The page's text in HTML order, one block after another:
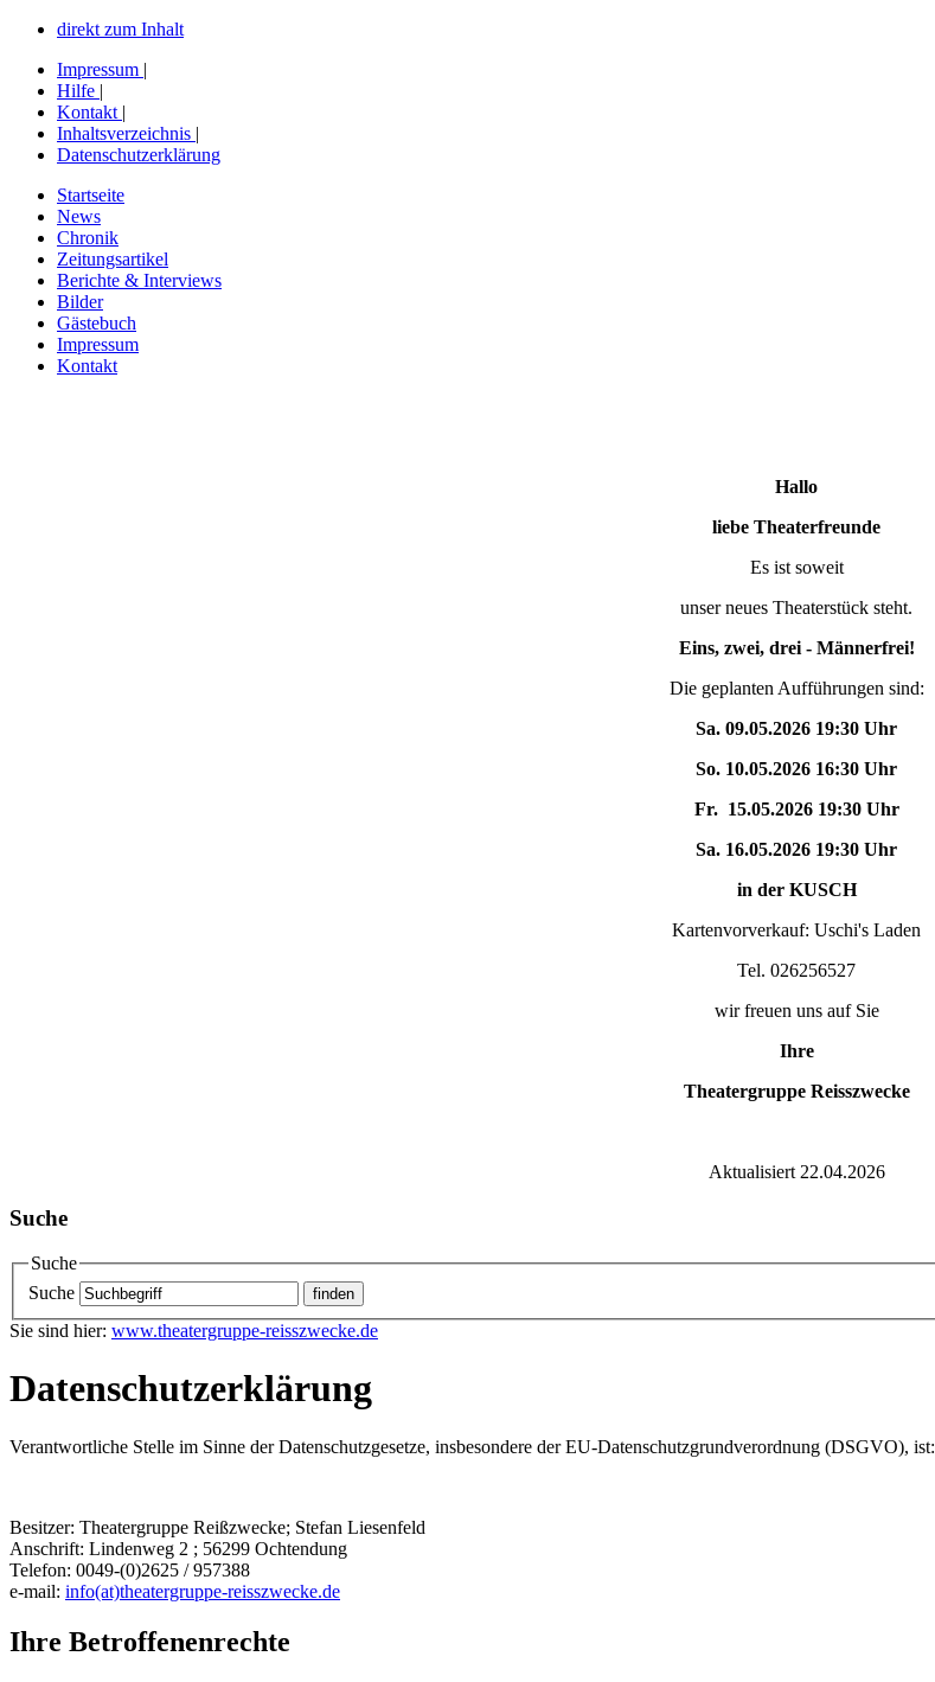
direkt zum Inhalt
Impressum |
Hilfe |
Kontakt |
Inhaltsverzeichnis |
Datenschutzerklärung
Startseite
News
Chronik
Zeitungsartikel
Berichte & Interviews
Bilder
Gästebuch
Impressum
Kontakt
Hallo
liebe Theaterfreunde
Es ist soweit
unser neues Theaterstück steht.
Eins, zwei, drei - Männerfrei!
Die geplanten Aufführungen sind:
Sa. 09.05.2026 19:30 Uhr
So. 10.05.2026 16:30 Uhr
Fr. 15.05.2026 19:30 Uhr
Sa. 16.05.2026 19:30 Uhr
in der KUSCH
Kartenvorverkauf: Uschi's Laden
Tel. 026256527
wir freuen uns auf Sie
Ihre
Theatergruppe Reisszwecke
Aktualisiert 22.04.2026
Suche
Suche
Suche
Sie sind hier: www.theatergruppe-reisszwecke.de
Datenschutzerklärung
Verantwortliche Stelle im Sinne der Datenschutzgesetze, insbesondere der EU-Datenschutzgrundverordnung (DSGVO), ist:
Besitzer: Theatergruppe Reißzwecke; Stefan Liesenfeld
Anschrift: Lindenweg 2 ; 56299 Ochtendung
Telefon: 0049-(0)2625 / 957388
e-mail: info(at)theatergruppe-reisszwecke.de
Ihre Betroffenenrechte